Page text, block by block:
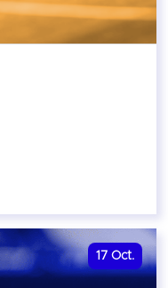
17 Oct.